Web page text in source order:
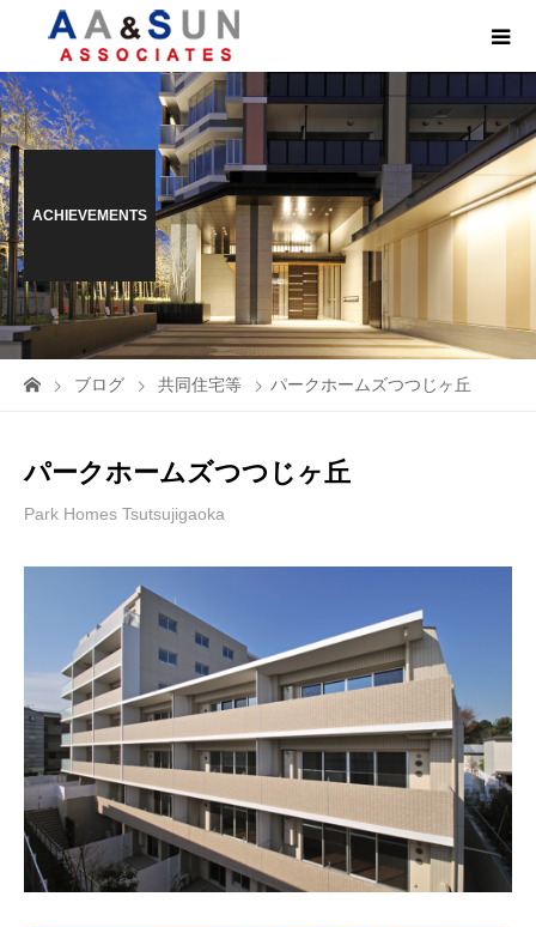
ACHIEVEMENTS
ブログ 共同住宅等 パークホームズつつじヶ丘
パークホームズつつじヶ丘
Park Homes Tsutsujigaoka